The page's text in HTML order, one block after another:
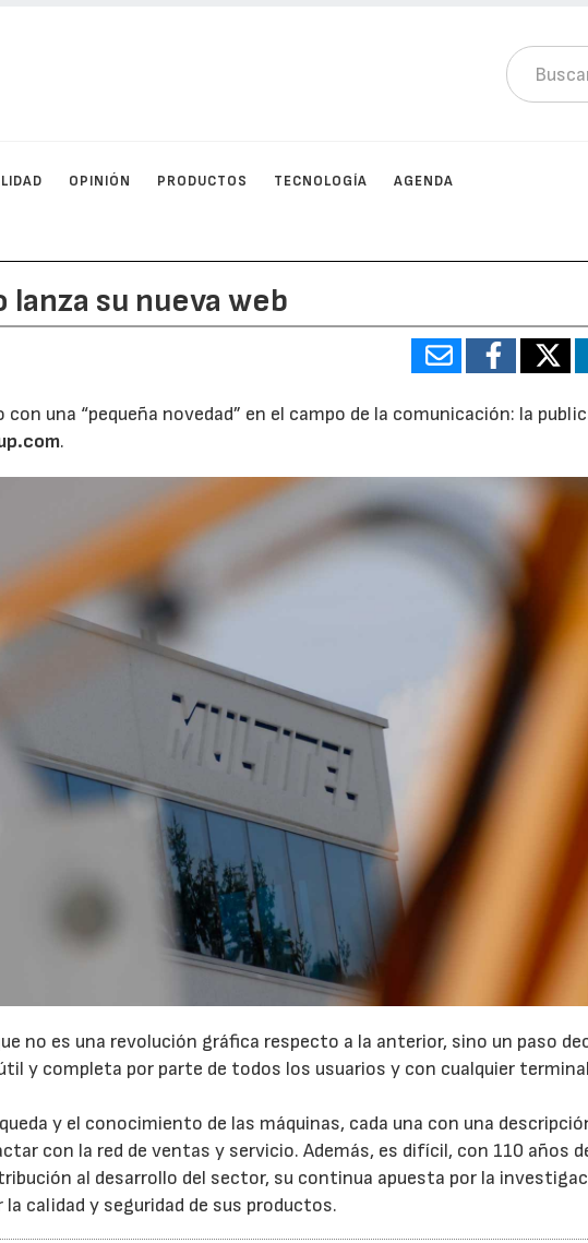
OPINIÓN PRODUCTOS TECNOLOGÍA AGENDA
su nueva web
una “pequeña novedad” en el campo de la comunicación: la
.
no es una revolución gráfica respecto a la anterior, sino un paso
y completa por parte de todos los usuarios y con cualquier
y el conocimiento de las máquinas, cada una con una
con la red de ventas y servicio. Además, es difícil, con 110 años
al desarrollo del sector, su continua apuesta por la
calidad y seguridad de sus productos.
02/06/2026